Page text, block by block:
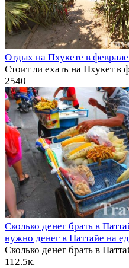
Отдых на Пхукете в
Стоит ли ехать на Пхукет в
2540
Сколько денег брать в
нужно денег в Паттайе на
Сколько денег брать в
11 2.5к.